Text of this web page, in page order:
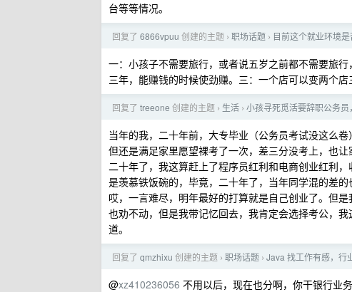
台等等情况。
回复了 6866vpuu 创建的主题 › 职场话题 › 目前这个就业环境是
一：小孩子不需要旅行，或者说五岁之前都不需要旅
三年，能赚钱的时候使劲赚。三：一个店可以变两个店
回复了 treeone 创建的主题 › 生活 › 小孩寻死觅活要辞职公务员
当年的我，二十年前，大专毕业（公务员考试没这么
但还是满足家里愿望裸考了一次，差三分没考上，也
二十年了，我这算赶上了程序员红利和电商创业红利
是羡慕铁饭碗的，毕竟，二十年了，当年同学混的差
哎，一言难尽，明年最好的打算就是自己创业了。但
也劝不动，但是我带记忆回去，我肯定会选择考公，
道。
回复了 qmzhixu 创建的主题 › 职场话题 › Java 找工作有感，行
@xz410236056 不用以后，现在也分啊，你干银行业